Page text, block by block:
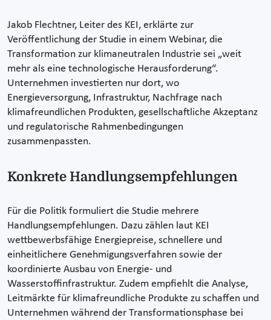
Jakob Flechtner, Leiter des KEI, erklärte zur
Veröffentlichung der Studie in einem Webinar, die
Transformation zur klimaneutralen Industrie sei „weit
mehr als eine technologische Herausforderung“.
Unternehmen investierten nur dort, wo
Energieversorgung, Infrastruktur, Nachfrage nach
klimafreundlichen Produkten, gesellschaftliche Akzeptanz
und regulatorische Rahmenbedingungen
zusammenpassten.
Konkrete Handlungsempfehlungen
Für die Politik formuliert die Studie mehrere
Handlungsempfehlungen. Dazu zählen laut KEI
wettbewerbsfähige Energiepreise, schnellere und
einheitlichere Genehmigungsverfahren sowie der
koordinierte Ausbau von Energie- und
Wasserstoffinfrastruktur. Zudem empfiehlt die Analyse,
Leitmärkte für klimafreundliche Produkte zu schaffen und
Unternehmen während der Transformationsphase bei